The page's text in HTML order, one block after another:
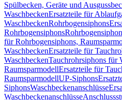
Spülbecken, Geräte und
WaschbeckenErsatzteile für
WaschbeckenRohrbogensiphons
Rohrbogensiphons
für Rohrbogensiphons,
WaschbeckenErsatzteile für
WaschbeckenTauchrohrsiphons für
RaumsparmodellErsatzteile für
RaumsparmodellUP-Siphons
SiphonsWaschbeckenanschlüsse
Waschbeckenanschlüsse